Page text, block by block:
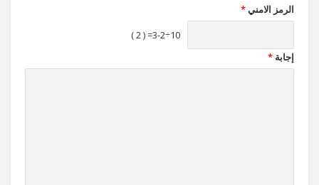
الرمز الامني*
10÷3-2= ( 2 )
إجابة *